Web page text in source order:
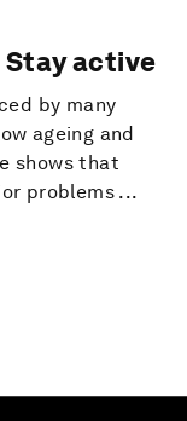
Stay active
by many
ageing and
shows that
problems ...